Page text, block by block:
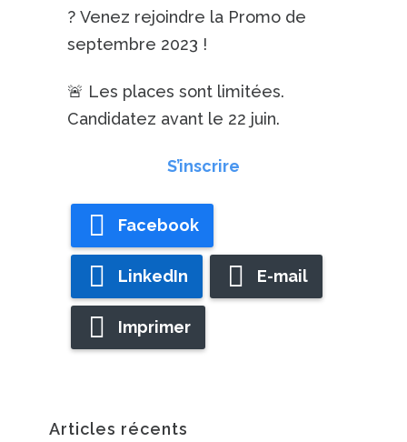
? Venez rejoindre la Promo de
septembre 2023 !
🚨 Les places sont limitées.
Candidatez avant le 22 juin.
S’inscrire
Facebook
LinkedIn E-mail
Imprimer
Articles récents